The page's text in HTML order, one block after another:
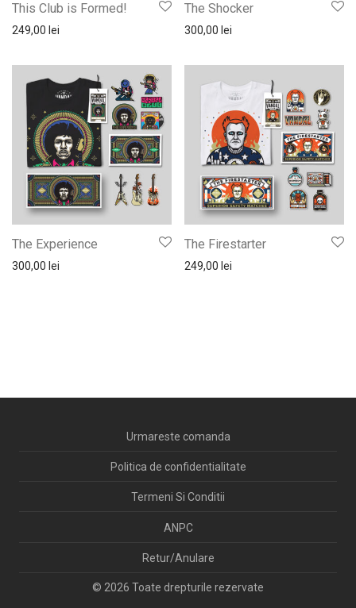
This Club is Formed!
249,00 lei
The Shocker
300,00 lei
The Experience
300,00 lei
The Firestarter
249,00 lei
Urmareste comanda
Politica de confidentialitate
Termeni Si Conditii
ANPC
Retur/Anulare
© 2026 Toate drepturile rezervate